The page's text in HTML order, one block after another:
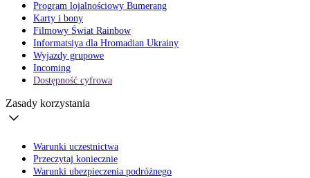
Program lojalnościowy Bumerang
Karty i bony
Filmowy Świat Rainbow
Informatsiya dla Hromadian Ukrainy
Wyjazdy grupowe
Incoming
Dostępność cyfrowa
Zasady korzystania
Warunki uczestnictwa
Przeczytaj koniecznie
Warunki ubezpieczenia podróżnego